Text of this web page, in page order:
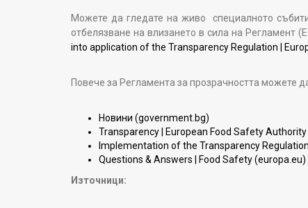
Можете да гледате на живо специалното
отбелязване на влизането в сила на Регламент
into application of the Transparency Regulation |
Повече за Регламента за прозрачността можете
Новини (government.bg)
Transparency | European Food Safety
Implementation of the Transparency
Questions & Answers | Food Safety (europa.eu)
Източници: